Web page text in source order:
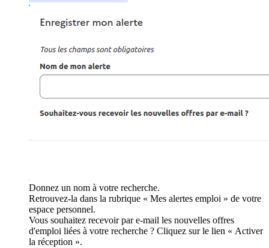
Donnez un nom à votre recherche.
Retrouvez-la dans la rubrique « Mes alertes emploi » de votre
espace personnel.
Vous souhaitez recevoir par e-mail les nouvelles offres
d'emploi liées à votre recherche ? Cliquez sur le lien « Activer
la réception ».